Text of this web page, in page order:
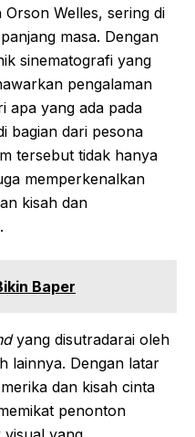
Welles, sering di
masa. Dengan
sinematografi yang
pengalaman
apa yang ada pada
bagian dari pesona
tersebut tidak hanya
memperkenalkan
kisah dan
Baper
yang disutradarai oleh
lainnya. Dengan latar
dan kisah cinta
penonton